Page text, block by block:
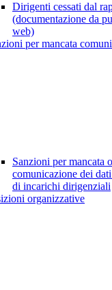
Dirigenti cessati dal
(documentazione da
web)
per mancata
Sanzioni per mancata
comunicazione dei
di incarichi dirigenziali
organizzative